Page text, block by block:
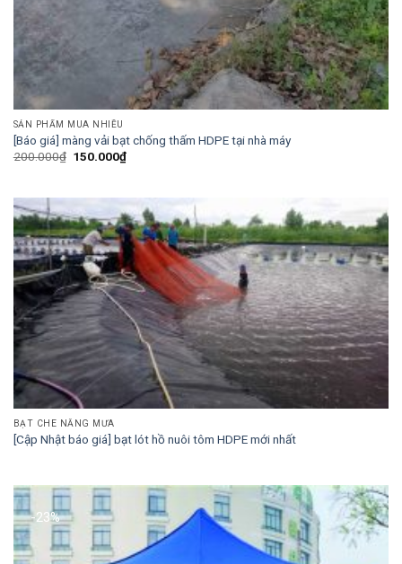
SẢN PHẨM MUA NHIỀU
[Báo giá] màng vải bạt chống thấm HDPE tại nhà máy
200.000₫ Giá
150.000₫Giá
hiện
150.000₫.
BẠT CHE NẮNG MƯA
[Cập Nhật báo giá] bạt lót hồ nuôi tôm HDPE mới nhất
-23%